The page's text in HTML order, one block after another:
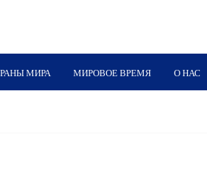
МИРА МИРОВОЕ ВРЕМЯ О НАС